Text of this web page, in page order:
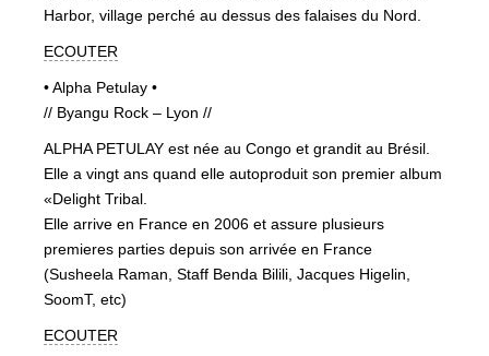
Harbor, village perché au dessus des falaises du Nord.
ECOUTER
• Alpha Petulay •
// Byangu Rock – Lyon //
ALPHA PETULAY est née au Congo et grandit au Brésil.
Elle a vingt ans quand elle autoproduit son premier album
«Delight Tribal.
Elle arrive en France en 2006 et assure plusieurs
premieres parties depuis son arrivée en France
(Susheela Raman, Staff Benda Bilili, Jacques Higelin,
SoomT, etc)
ECOUTER